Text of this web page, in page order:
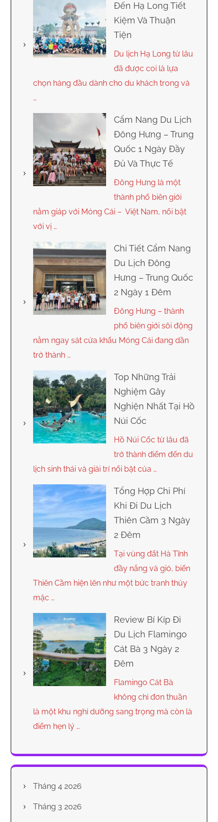
Đến Hạ Long Tiết
Kiệm Và Thuận
Tiện
Du lịch Hạ Long từ lâu
đã được coi là lựa
chọn hàng đầu dành cho du khách trong và
…
Cẩm Nang Du Lịch
Đông Hưng – Trung
Quốc 1 Ngày Đầy
Đủ Và Thực Tế
Đông Hưng là một
thành phố biên giới
nằm giáp với Móng Cái – Việt Nam, nổi bật
với vị …
Chi Tiết Cẩm Nang
Du Lịch Đông
Hưng – Trung Quốc
2 Ngày 1 Đêm
Đông Hưng – thành
phố biên giới sôi động
nằm ngay sát cửa khẩu Móng Cái đang dần
trở thành …
Top Những Trải
Nghiệm Gây
Nghiện Nhất Tại Hồ
Núi Cốc
Hồ Núi Cốc từ lâu đã
trở thành điểm đến du
lịch sinh thái và giải trí nổi bật của …
Tổng Hợp Chi Phí
Khi Đi Du Lịch
Thiên Cầm 3 Ngày
2 Đêm
Tại vùng đất Hà Tĩnh
đầy nắng và gió, biển
Thiên Cầm hiện lên như một bức tranh thủy
mặc …
Review Bí Kíp Đi
Du Lịch Flamingo
Cát Bà 3 Ngày 2
Đêm
Flamingo Cát Bà
không chỉ đơn thuần
là một khu nghỉ dưỡng sang trọng mà còn là
điểm hẹn lý …
Tháng 4 2026
Tháng 3 2026